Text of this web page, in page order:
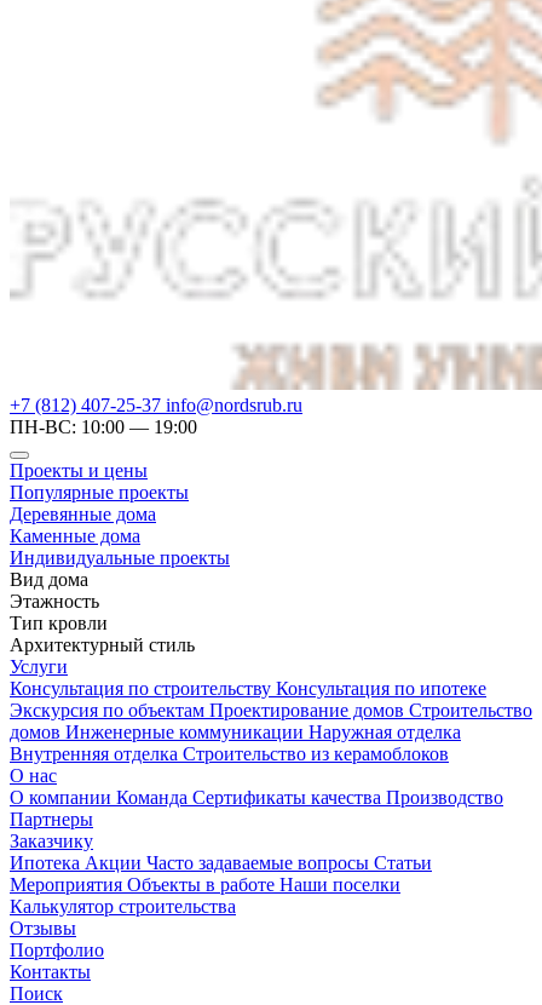
+7 (812) 407-25-37 info@nordsrub.ru
ПН-ВС: 10:00 — 19:00
Проекты и цены
Популярные проекты
Деревянные дома
Каменные дома
Индивидуальные проекты
Вид дома
Этажность
Тип кровли
Архитектурный стиль
Услуги
Консультация по строительству Консультация по ипотеке
Экскурсия по объектам Проектирование домов Строительство
домов Инженерные коммуникации Наружная отделка
Внутренняя отделка Строительство из керамоблоков
О нас
О компании Команда Сертификаты качества Производство
Партнеры
Заказчику
Ипотека Акции Часто задаваемые вопросы Статьи
Мероприятия Объекты в работе Наши поселки
Калькулятор строительства
Отзывы
Портфолио
Контакты
Поиск